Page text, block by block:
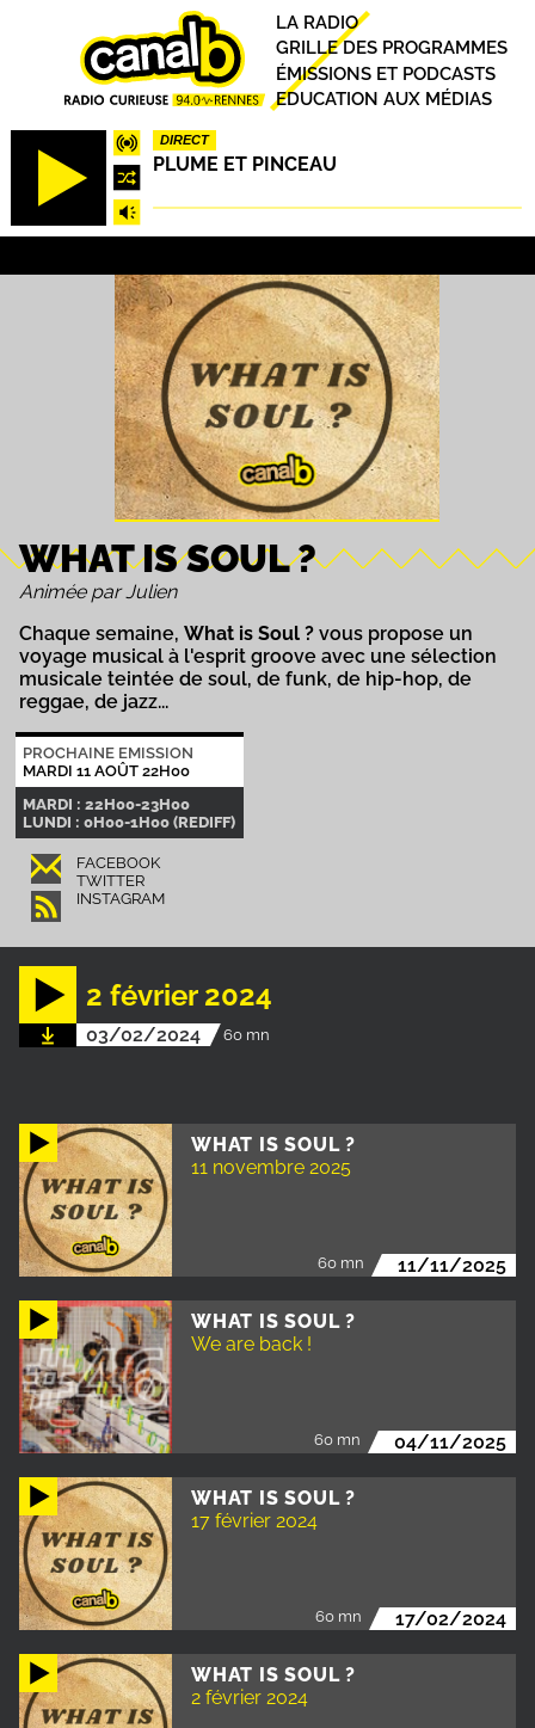
DIRECT
PLUME ET PINCEAU
Principal
LA RADIO
GRILLE DES PROGRAMMES
ÉMISSIONS ET PODCASTS
EDUCATION AUX MÉDIAS
WHAT IS SOUL ?
Animée par Julien
Chaque semaine, What is Soul ? vous propose un
voyage musical à l'esprit groove avec une sélection
musicale teintée de soul, de funk, de hip-hop, de
reggae, de jazz...
PROCHAINE EMISSION
MARDI 11 AOÛT 22H00
MARDI : 22H00-23H00
LUNDI : 0H00-1H00 (REDIFF)
FACEBOOK
TWITTER
INSTAGRAM
WHAT IS SOUL ?
11 novembre 2025
60 mn 11/11/2025
WHAT IS SOUL ?
We are back !
60 mn 04/11/2025
WHAT IS SOUL ?
17 février 2024
60 mn 17/02/2024
WHAT IS SOUL ?
2 février 2024
2 février 2024
03/02/2024 60 mn